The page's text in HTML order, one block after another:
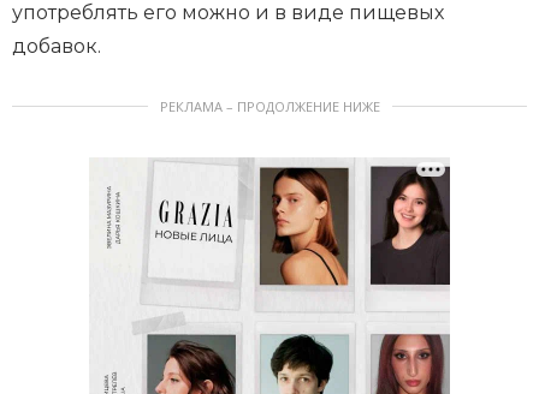
употреблять его можно и в виде пищевых
добавок.
РЕКЛАМА – ПРОДОЛЖЕНИЕ НИЖЕ